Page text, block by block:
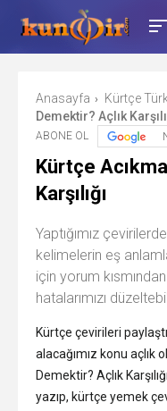
Anasayfa › Kürtçe
Demektir? Açlık
ABONE OL
Kürtçe
Karşılığı
Yaptığımız
kelimelerin eş
için yorum
hatalarımızı
Kürtçe çevirileri
alacağımız konu açlık
Demektir? Açlık
yazıp, kürtçe yemek